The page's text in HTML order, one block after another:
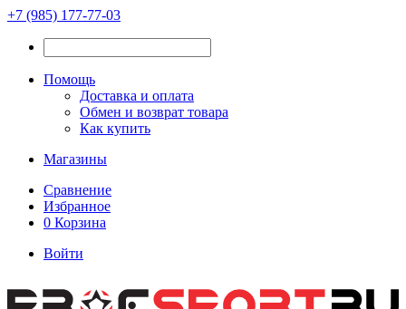
+7 (985) 177-77-03
Помощь
Доставка и оплата
Обмен и возврат товара
Как купить
Магазины
Сравнение
Избранное
0 Корзина
Войти